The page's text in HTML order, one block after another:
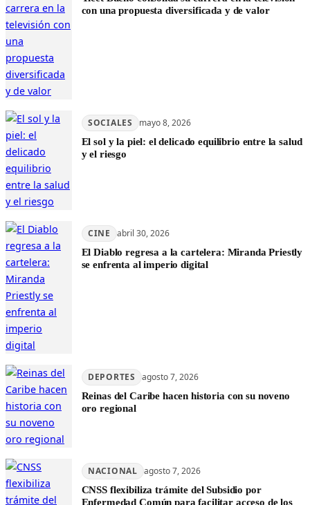
con una propuesta diversificada y de valor
SOCIALES mayo 8, 2026
El sol y la piel: el delicado equilibrio entre la salud
y el riesgo
CINE abril 30, 2026
El Diablo regresa a la cartelera: Miranda Priestly
se enfrenta al imperio digital
DEPORTES agosto 7, 2026
Reinas del Caribe hacen historia con su noveno
oro regional
NACIONAL agosto 7, 2026
CNSS flexibiliza trámite del Subsidio por
Enfermedad Común para facilitar acceso de los